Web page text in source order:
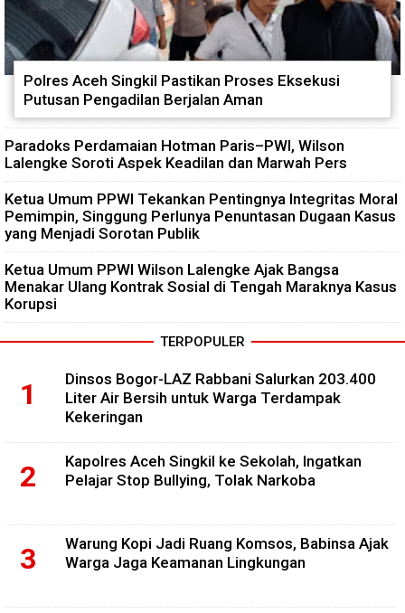
Polres Aceh Singkil Pastikan Proses Eksekusi
Putusan Pengadilan Berjalan Aman
Paradoks Perdamaian Hotman Paris–PWI, Wilson
Lalengke Soroti Aspek Keadilan dan Marwah Pers
Ketua Umum PPWI Tekankan Pentingnya Integritas Moral
Pemimpin, Singgung Perlunya Penuntasan Dugaan Kasus
yang Menjadi Sorotan Publik
Ketua Umum PPWI Wilson Lalengke Ajak Bangsa
Menakar Ulang Kontrak Sosial di Tengah Maraknya Kasus
Korupsi
TERPOPULER
Dinsos Bogor-LAZ Rabbani Salurkan 203.400
Liter Air Bersih untuk Warga Terdampak
Kekeringan
Kapolres Aceh Singkil ke Sekolah, Ingatkan
Pelajar Stop Bullying, Tolak Narkoba
Warung Kopi Jadi Ruang Komsos, Babinsa Ajak
Warga Jaga Keamanan Lingkungan